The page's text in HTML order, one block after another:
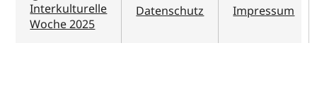
Interkulturelle
Woche 2025
Datenschutz Impressum